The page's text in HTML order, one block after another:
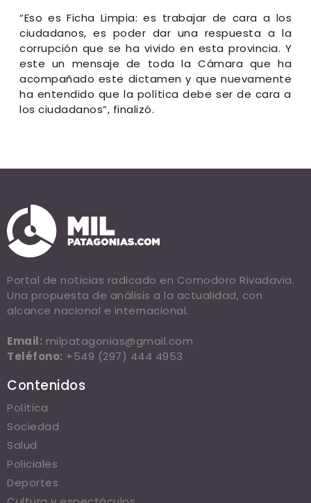
“Eso es Ficha Limpia: es trabajar de cara a los
ciudadanos, es poder dar una respuesta a la
corrupción que se ha vivido en esta provincia. Y
este un mensaje de toda la Cámara que ha
acompañado este dictamen y que nuevamente
ha entendido que la política debe ser de cara a
los ciudadanos”, finalizó.
Portal de noticias radicado en Comodoro Rivadavia.
Una propuesta de análisis a la actualidad, con
alcance nacional e internacional.
Email: milpatagonias@gmail.com
Teléfono: +549 (297) 444 4953
Contenidos
Política
Sociedad
Salud
Policiales
Deportes